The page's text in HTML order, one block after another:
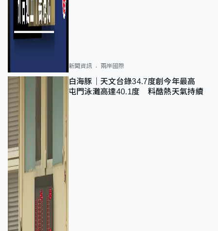
新聞資訊 兩岸國際
白海豚｜天文台錄34.7度創今年最高
屯門泳灘高達40.1度 料酷熱天氣持續